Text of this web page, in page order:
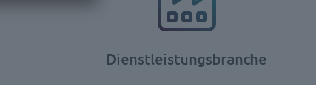
Dienstleistungsbranche